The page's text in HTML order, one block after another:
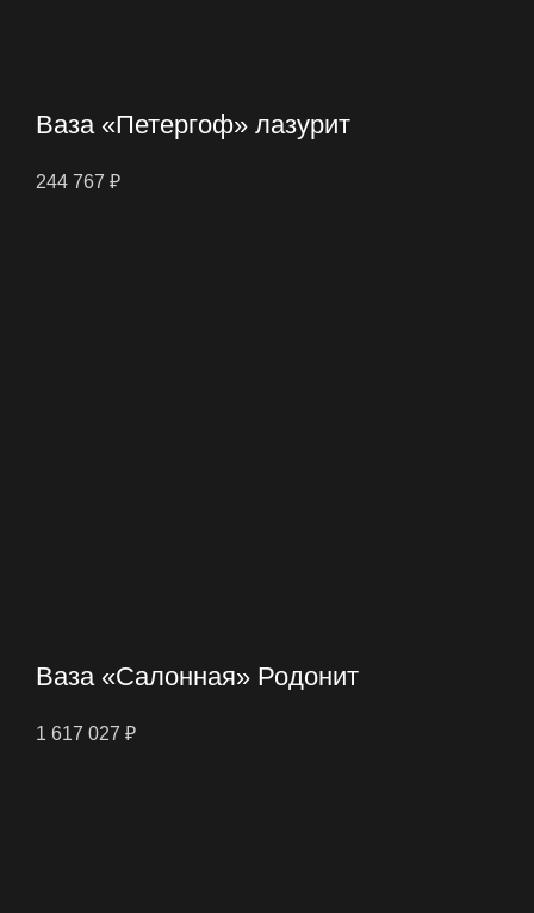
Ваза «Петергоф» лазурит
244 767 ₽
Ваза «Салонная» Родонит
1 617 027 ₽